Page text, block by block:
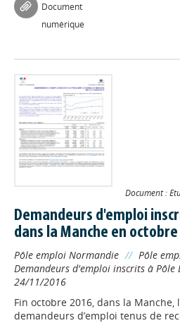
Document
numérique
Document :
Demandeurs d'emploi
dans la Manche en octobre
Pôle emploi Normandie // Pôle
Demandeurs d'emploi inscrits à Pôle
24/11/2016
Fin octobre 2016, dans la Manche,
demandeurs d’emploi tenus de